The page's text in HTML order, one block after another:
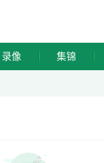
录像 集锦